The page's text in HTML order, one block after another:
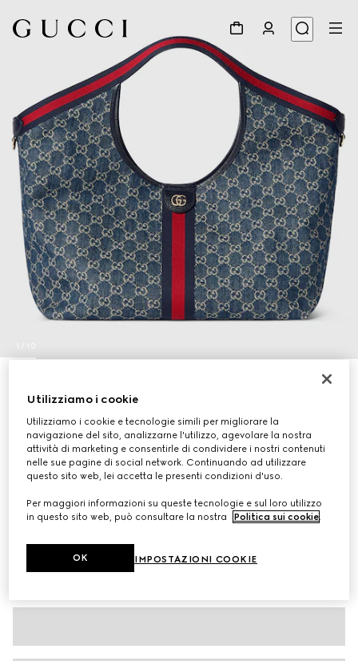
Variantedenim GG blu e bianco
Utilizziamo i cookie
Utilizziamo i cookie e tecnologie simili per migliorare la
navigazione del sito, analizzarne l'utilizzo, agevolare la nostra
attività di marketing e consentirle di condividere i nostri contenuti
nelle sue pagine di social network. Continuando ad utilizzare
questo sito web, lei accetta le presenti condizioni d'uso.
Per maggiori informazioni su queste tecnologie e sul loro utilizzo
in questo sito web, può consultare la nostra
Politica sui cookie
IMPOSTAZIONI COOKIE
OK